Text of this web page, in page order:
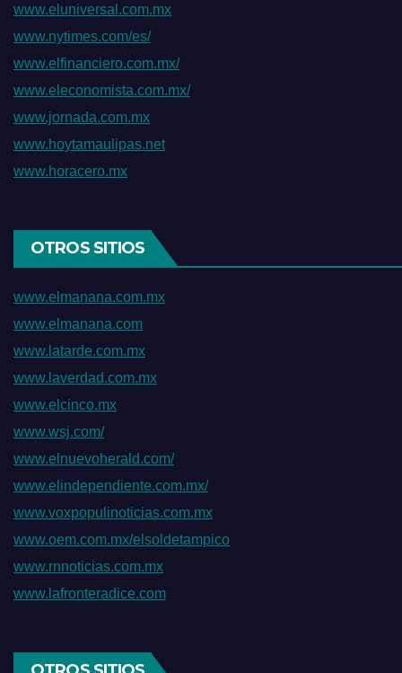
www.eluniversal.com.mx
www.nytimes.com/es/
www.elfinanciero.com.mx/
www.eleconomista.com.mx/
www.jornada.com.mx
www.hoytamaulipas.net
www.horacero.mx
OTROS SITIOS
www.elmanana.com.mx
www.elmanana.com
www.latarde.com.mx
www.laverdad.com.mx
www.elcinco.mx
www.wsj.com/
www.elnuevoherald.com/
www.elindependiente.com.mx/
www.voxpopulinoticias.com.mx
www.oem.com.mx/elsoldetampico
www.rnnoticias.com.mx
www.lafronteradice.com